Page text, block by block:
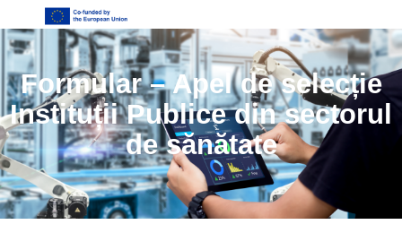
Formular – Apel de selecție
Instituții Publice din sectorul
de sănătate